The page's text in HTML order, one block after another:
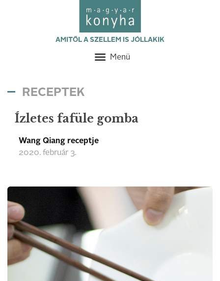
AMITŐL A SZELLEM IS JÓLLAKIK
Toggle
Menü
RECEPTEK
Ízletes fafüle gomba
Wang Qiang receptje
2020. február 3.